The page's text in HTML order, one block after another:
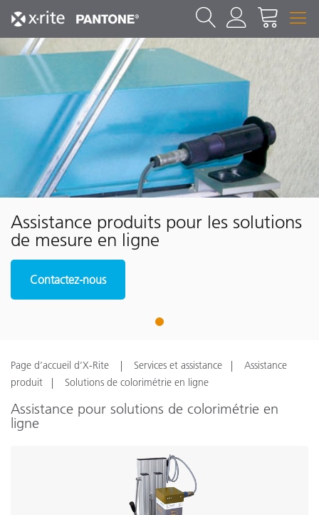
Assistance produits pour les solutions
de mesure en ligne
Contactez-nous
1
Page d’accueil d’X-Rite Services et assistance
Assistance
produit
Solutions de colorimétrie en ligne
Assistance pour solutions de colorimétrie en
ligne